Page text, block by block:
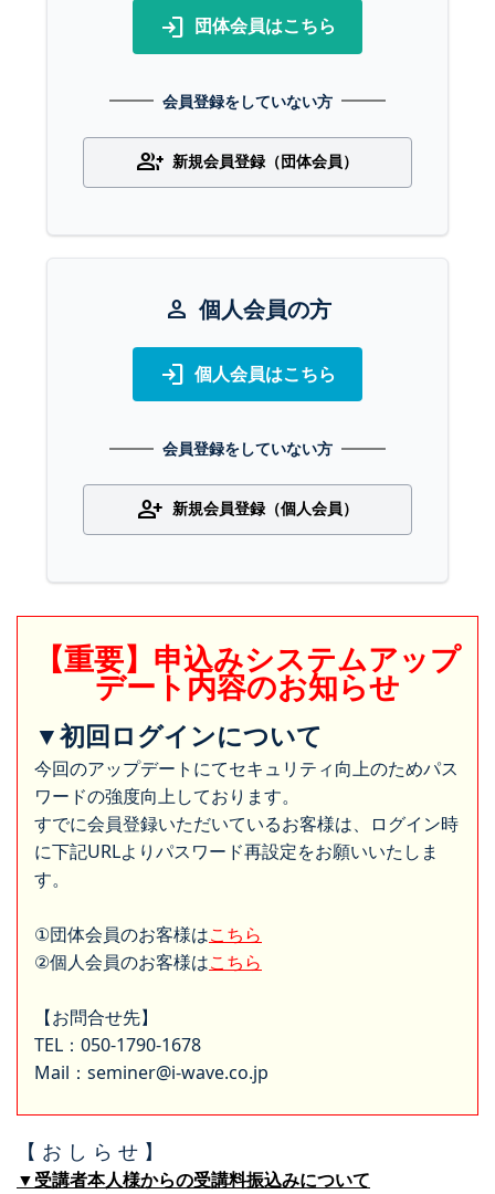
login 団体会員はこちら
会員登録をしていない方
group_add 新規会員登録（団体会員）
person 個人会員の方
login 個人会員はこちら
会員登録をしていない方
person_add 新規会員登録（個人会員）
【重要】申込みシステムアップ
デート内容のお知らせ
▼初回ログインについて
今回のアップデートにてセキュリティ向上のためパス
ワードの強度向上しております。
すでに会員登録いただいているお客様は、ログイン時
に下記URLよりパスワード再設定をお願いいたしま
す。
①団体会員のお客様はこちら
②個人会員のお客様はこちら
【お問合せ先】
TEL：050-1790-1678
Mail：seminer@i-wave.co.jp
【 お し ら せ 】
▼受講者本人様からの受講料振込みについて